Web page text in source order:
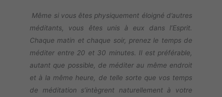
Même si vous êtes physiquement éloigné d’autres
méditants, vous êtes unis à eux dans l’Esprit.
Chaque matin et chaque soir, prenez le temps de
méditer entre 20 et 30 minutes. Il est préférable,
autant que possible, de méditer au même endroit
et à la même heure, de telle sorte que vos temps
de méditation s’intègrent naturellement à votre